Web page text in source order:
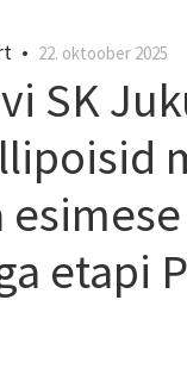
• 22. oktoober 2025
SK
esimese
etapi